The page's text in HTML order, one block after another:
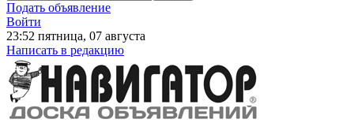
Подать объявление
Войти
23:52 пятница, 07 августа
Написать в редакцию